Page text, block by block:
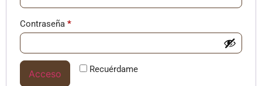
Contraseña *
Recuérdame
Acceso